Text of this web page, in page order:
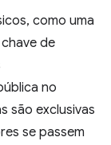
como uma
de
no
são exclusivas
se passem